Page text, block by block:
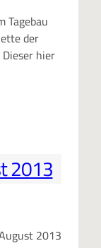
Tagebau
der
hier
2013
2013